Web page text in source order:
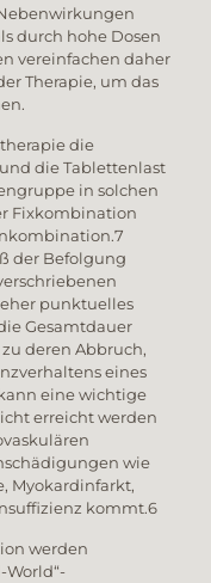
durch hohe Dosen
vereinfachen daher
Therapie, um das
die
die Tablettenlast
in solchen
Fixkombination
der Befolgung
punktuelles
Gesamtdauer
deren Abbruch,
eines
eine wichtige
erreicht werden
wie
Myokardinfarkt,
kommt.6
werden
World“-